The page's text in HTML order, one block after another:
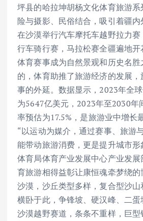
坪县的哈拉坤胡杨文化体育旅游
险与摄影、民俗结合，吸引着疆
在沙漠举行汽车摩托车越野拉力
行车骑行赛，马拉松赛全疆遍地
体育赛事成为自然景观和历史名
的，体育助推了旅游经济的发展
事的外延。数据显示，2023年全
为5647亿美元，2023年至2030年
率预估为17.5%，是旅游业中增长
“以运动为媒介，通过赛事、旅游
能带动旅游消费，更是提升城市
体育局体育产业发展中心产业发
育旅游相得益彰让康恒魂牵梦绕
沙漠，沙丘类型多样，复合型沙
横卧于此，争锋坡、硬汉峰、二
沙漠越野赛道，条条不重样，巨